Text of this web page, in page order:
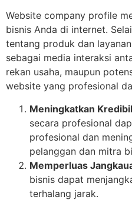
Website company profile
bisnis Anda di internet.
tentang produk dan
sebagai media interaksi
rekan usaha, maupun
website yang profesional
Meningkatkan
secara profesional
profesional dan
pelanggan dan mitra
Memperluas
bisnis dapat
terhalang jarak.